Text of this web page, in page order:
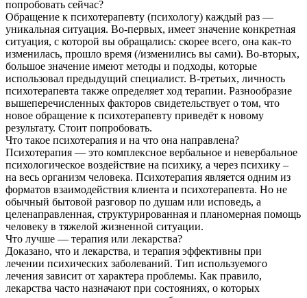
попробовать сейчас?
Обращение к психотерапевту (психологу) каждый раз —
уникальная ситуация. Во-первых, имеет значение конкретная
ситуация, с которой вы обращались: скорее всего, она как-то
изменилась, прошло время (/изменились вы сами). Во-вторых,
большое значение имеют методы и подходы, которые
использовал предыдущий специалист. В-третьих, личность
психотерапевта также определяет ход терапии. Разнообразие
вышеперечисленных факторов свидетельствует о том, что
новое обращение к психотерапевту приведёт к новому
результату. Стоит попробовать.
Что такое психотерапия и на что она направлена?
Психотерапия — это комплексное вербальное и невербальное
психологическое воздействие на психику, а через психику –
на весь организм человека. Психотерапия является одним из
форматов взаимодействия клиента и психотерапевта. Но не
обычный бытовой разговор по душам или исповедь, а
целенаправленная, структурированная и планомерная помощь
человеку в тяжелой жизненной ситуации.
Что лучше — терапия или лекарства?
Доказано, что и лекарства, и терапия эффективны при
лечении психических заболеваний. Тип используемого
лечения зависит от характера проблемы. Как правило,
лекарства часто назначают при состояниях, о которых